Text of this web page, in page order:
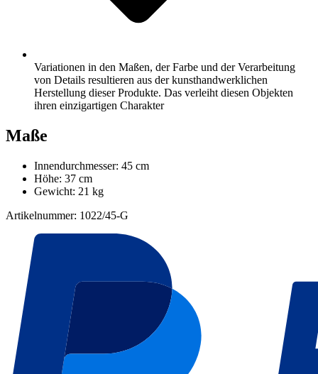
Variationen in den Maßen, der Farbe und der Verarbeitung
von Details resultieren aus der kunsthandwerklichen
Herstellung dieser Produkte. Das verleiht diesen Objekten
ihren einzigartigen Charakter
Maße
Innendurchmesser: 45 cm
Höhe: 37 cm
Gewicht: 21 kg
Artikelnummer: 1022/45-G